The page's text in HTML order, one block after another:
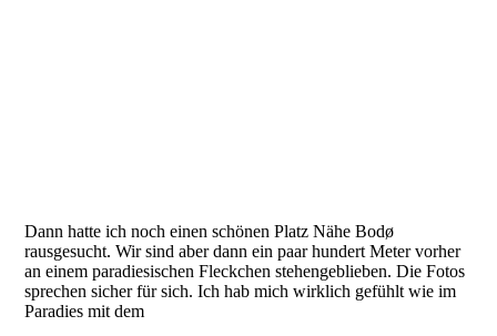
Dann hatte ich noch einen schönen Platz Nähe Bodø
rausgesucht. Wir sind aber dann ein paar hundert Meter vorher
an einem paradiesischen Fleckchen stehengeblieben. Die Fotos
sprechen sicher für sich. Ich hab mich wirklich gefühlt wie im
Paradies mit dem